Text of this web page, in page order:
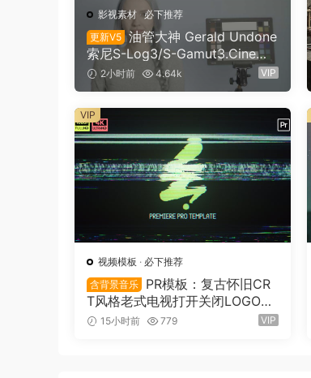
影视素材 ·必下推荐
更新V5 油管大神 Gerald Undone
索尼S-Log3/S-Gamut3.Cine素
材色彩还原、监看LUT调色预设
Gerald Undone – S-Log3 LUT
2小时前 4.64k VIP
视频模板 · 必下推荐
含背景音乐
PR模板：复古怀旧CR
T风格老式电视打开关闭LOGO动
画展示（16151）
15小时前 779 VIP
VIP